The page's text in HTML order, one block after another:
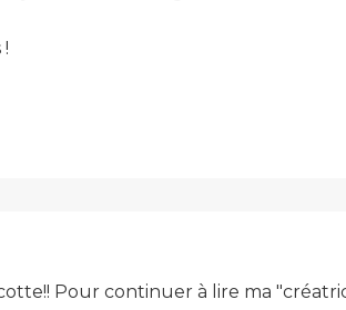
Pour continuer à lire ma